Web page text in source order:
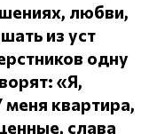
любви,
из уст
одну
«Я,
меня квартира,
слава